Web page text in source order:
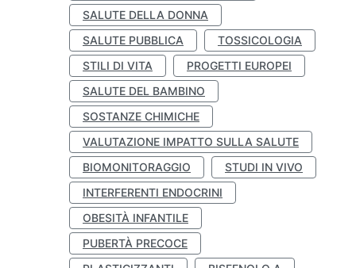
SALUTE DELLA DONNA
SALUTE PUBBLICA
TOSSICOLOGIA
STILI DI VITA
PROGETTI EUROPEI
SALUTE DEL BAMBINO
SOSTANZE CHIMICHE
VALUTAZIONE IMPATTO SULLA SALUTE
BIOMONITORAGGIO
STUDI IN VIVO
INTERFERENTI ENDOCRINI
OBESITÀ INFANTILE
PUBERTÀ PRECOCE